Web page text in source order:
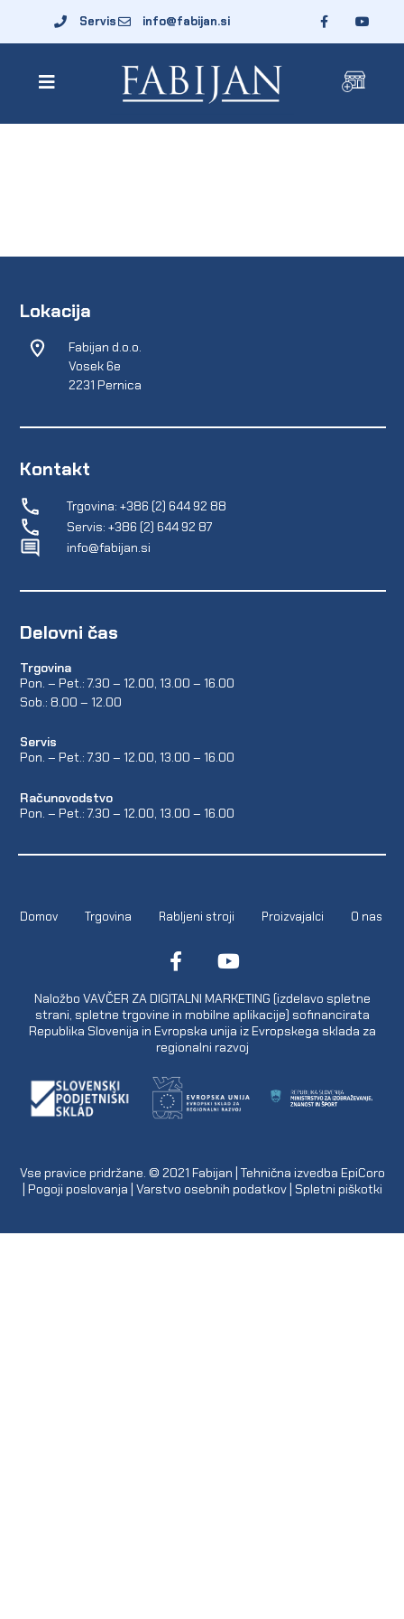
Servis info@fabijan.si
Lokacija
Fabijan d.o.o.
Vosek 6e
2231 Pernica
Kontakt
Trgovina: +386 (2) 644 92 88
Servis: +386 (2) 644 92 87
info@fabijan.si
Delovni čas
Trgovina
Pon. – Pet.: 7.30 – 12.00, 13.00 – 16.00
Sob.: 8.00 – 12.00
Servis
Pon. – Pet.: 7.30 – 12.00, 13.00 – 16.00
Računovodstvo
Pon. – Pet.: 7.30 – 12.00, 13.00 – 16.00
Domov Trgovina Rabljeni stroji Proizvajalci O nas
Naložbo VAVČER ZA DIGITALNI MARKETING (izdelavo spletne
strani, spletne trgovine in mobilne aplikacije) sofinancirata
Republika Slovenija in Evropska unija iz Evropskega sklada za
regionalni razvoj
Vse pravice pridržane. © 2021 Fabijan | Tehnična izvedba EpiCoro
Pogoji poslovanja Varstvo osebnih podatkov| Spletni piškotki